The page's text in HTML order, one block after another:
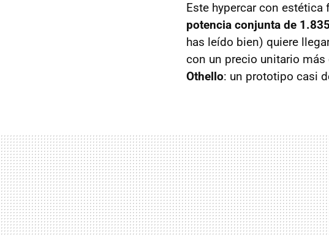
Este hypercar con
potencia conjunta de
has leído bien) quiere
con un precio unitario más
Othello: un prototipo casi